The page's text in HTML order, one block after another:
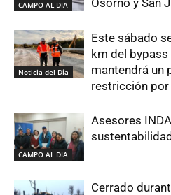
CAMPO AL DIA
Osorno y San
Noticia del Día
Este sábado
km del
mantendrá un
restricción
CAMPO AL DIA
Asesores
Cerrado